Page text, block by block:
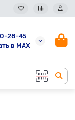
28-45
в MAX